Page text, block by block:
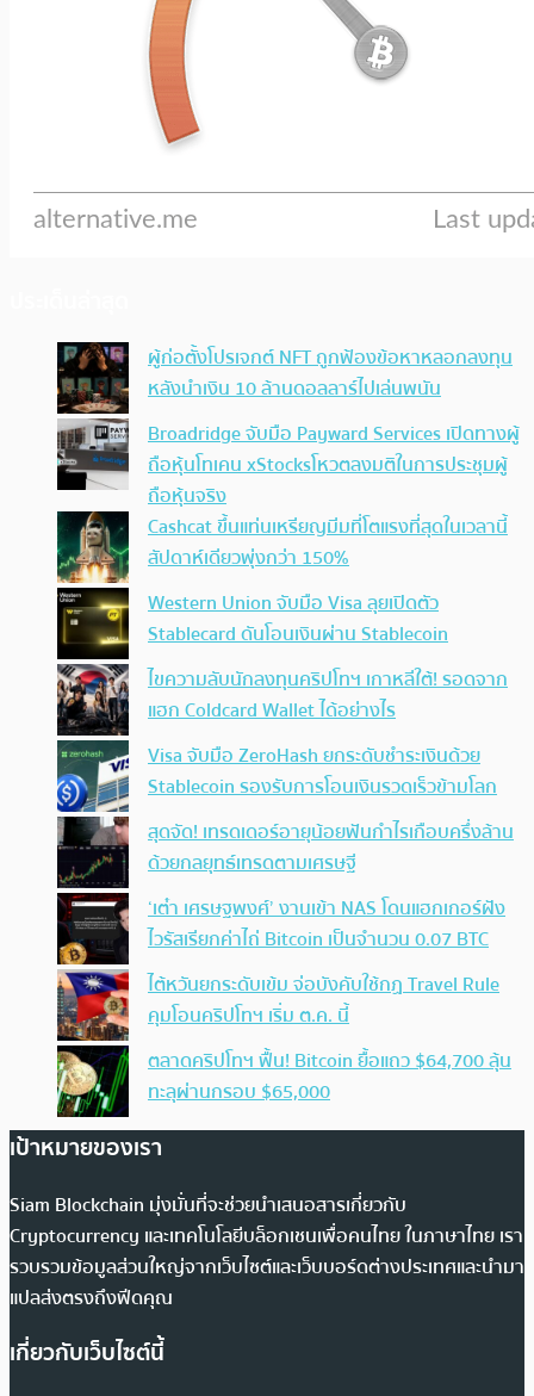
ผู้ก่อตั้งโปรเจกต์ NFT ถูกฟ้องข้อหาหลอกลงทุน
หลังนำเงิน 10 ล้านดอลลาร์ไปเล่นพนัน
Broadridge จับมือ Payward Services เปิดทางผู้
ถือหุ้นโทเคน xStocksโหวตลงมติในการประชุมผู้
ถือหุ้นจริง
Cashcat ขึ้นแท่นเหรียญมีมที่โตแรงที่สุดในเวลานี้
สัปดาห์เดียวพุ่งกว่า 150%
Western Union จับมือ Visa ลุยเปิดตัว
Stablecard ดันโอนเงินผ่าน Stablecoin
ไขความลับนักลงทุนคริปโทฯ เกาหลีใต้! รอดจาก
แฮก Coldcard Wallet ได้อย่างไร
Visa จับมือ ZeroHash ยกระดับชำระเงินด้วย
Stablecoin รองรับการโอนเงินรวดเร็วข้ามโลก
สุดจัด! เทรดเดอร์อายุน้อยฟันกำไรเกือบครึ่งล้าน
ด้วยกลยุทธ์เทรดตามเศรษฐี
‘เต๋า เศรษฐพงศ์’ งานเข้า NAS โดนแฮกเกอร์ฝัง
ไวรัสเรียกค่าไถ่ Bitcoin เป็นจำนวน 0.07 BTC
ไต้หวันยกระดับเข้ม จ่อบังคับใช้กฏ Travel Rule
คุมโอนคริปโทฯ เริ่ม ต.ค. นี้
ตลาดคริปโทฯ ฟื้น! Bitcoin ยื้อแถว $64,700 ลุ้น
ทะลุผ่านกรอบ $65,000
เป้าหมายของเรา
Siam Blockchain มุ่งมั่นที่จะช่วยนำเสนอสารเกี่ยวกับ
Cryptocurrency และเทคโนโลยีบล็อกเชนเพื่อคนไทย ในภาษาไทย เรา
รวบรวมข้อมูลส่วนใหญ่จากเว็บไซต์และเว็บบอร์ดต่างประเทศและนำมา
แปลส่งตรงถึงฟีดคุณ
เกี่ยวกับเว็บไซต์นี้